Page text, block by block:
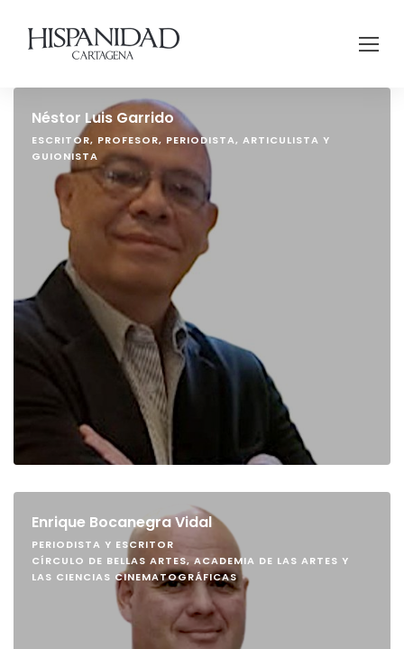
Néstor Luis Garrido
ESCRITOR, PROFESOR, PERIODISTA, ARTICULISTA Y
GUIONISTA
Enrique Bocanegra Vidal
PERIODISTA Y ESCRITOR
CÍRCULO DE BELLAS ARTES, ACADEMIA DE LAS ARTES Y
LAS CIENCIAS CINEMATOGRÁFICAS